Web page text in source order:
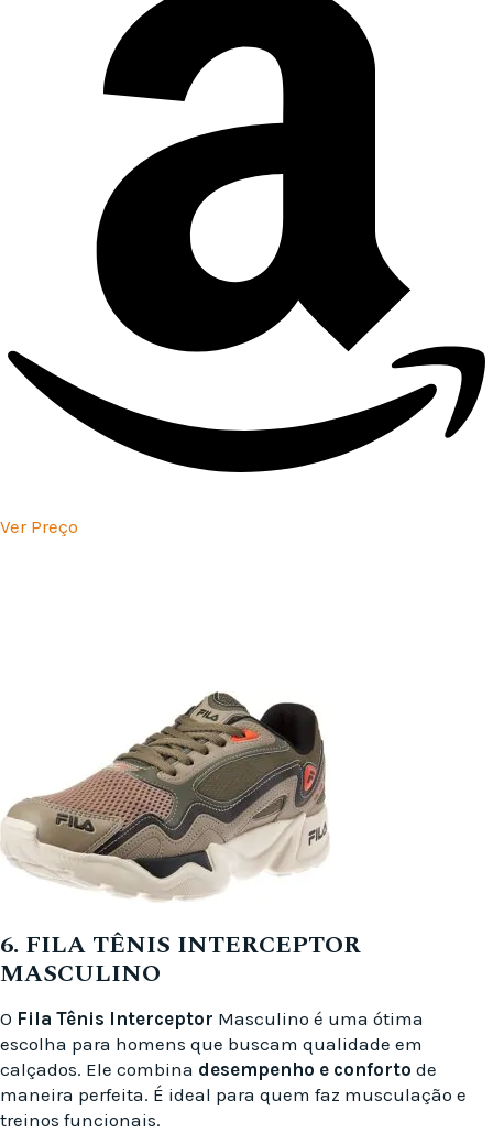
Ver Preço
6. FILA TÊNIS INTERCEPTOR
MASCULINO
O Fila Tênis Interceptor Masculino é uma ótima
escolha para homens que buscam qualidade em
calçados. Ele combina desempenho e conforto de
maneira perfeita. É ideal para quem faz musculação e
treinos funcionais.